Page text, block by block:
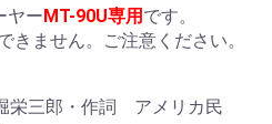
ヤーMT-90U専用 です。
ません。ご注意ください。
栄三郎・作詞 アメリカ民